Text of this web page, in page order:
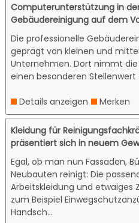
Computerunterstützung in
Gebäudereinigung auf dem
Die professionelle
geprägt von kleinen und
Unternehmen. Dort nimmt
einen besonderen Stellenwert
Details anzeigen Merken
Kleidung für
präsentiert sich in neuem
Egal, ob man nun Fassaden,
Neubauten reinigt: Die
Arbeitskleidung und etwaiges
zum Beispiel
Handsch...